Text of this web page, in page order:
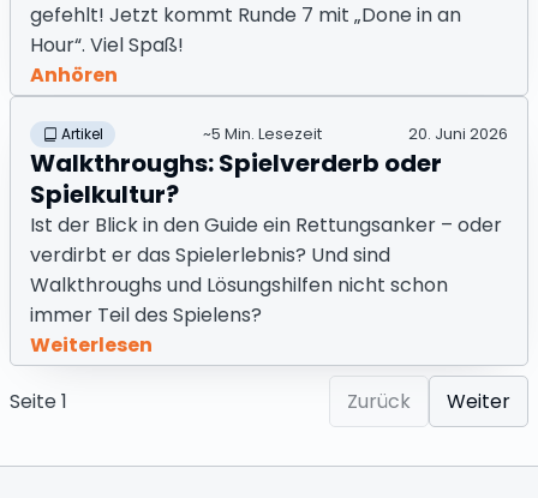
gefehlt! Jetzt kommt Runde 7 mit „Done in an
Hour“. Viel Spaß!
Anhören
Artikel ~5 Min. Lesezeit 20. Juni 2026
Walkthroughs: Spielverderb oder
Spielkultur?
Ist der Blick in den Guide ein Rettungsanker – oder
verdirbt er das Spielerlebnis? Und sind
Walkthroughs und Lösungshilfen nicht schon
immer Teil des Spielens?
Weiterlesen
Seite1 Zurück Weiter